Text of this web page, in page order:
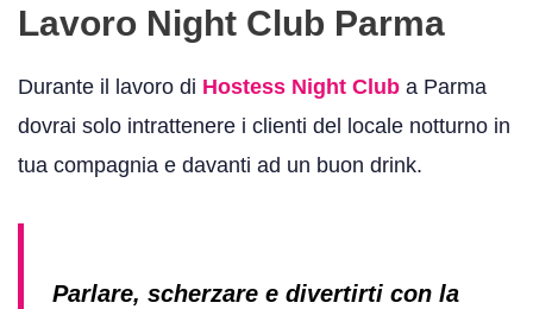
Lavoro Night Club Parma
Durante il lavoro di Hostess Night Club a Parma
dovrai solo intrattenere i clienti del locale notturno in
tua compagnia e davanti ad un buon drink.
Parlare, scherzare e divertirti con la